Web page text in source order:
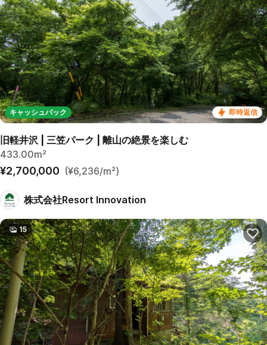
即時返信
キャッシュバック
旧軽井沢 | 三笠パーク | 離山の絶景を楽しむ
433.00m²
¥2,700,000 (¥6,236/m²)
株式会社Resort Innovation
15